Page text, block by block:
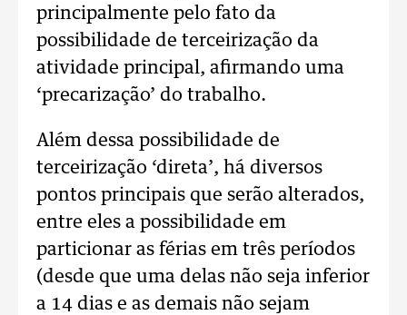
principalmente pelo fato da
possibilidade de terceirização da
atividade principal, afirmando uma
‘precarização’ do trabalho.
Além dessa possibilidade de
terceirização ‘direta’, há diversos
pontos principais que serão alterados,
entre eles a possibilidade em
particionar as férias em três períodos
(desde que uma delas não seja inferior
a 14 dias e as demais não sejam